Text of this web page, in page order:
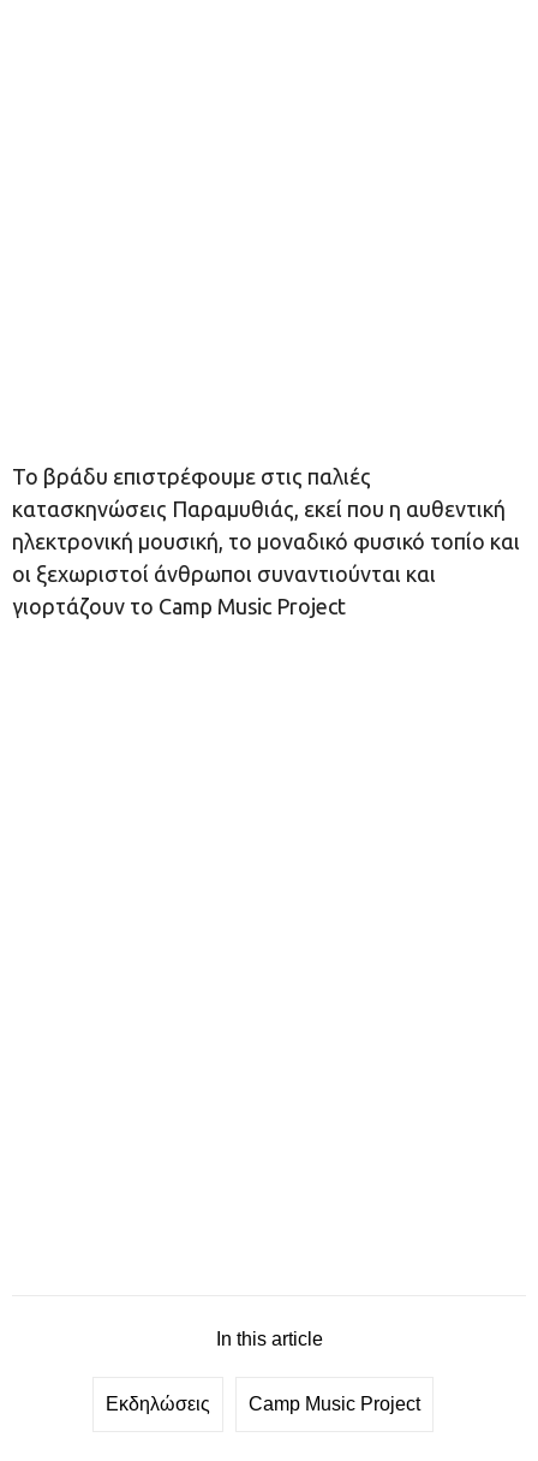
Το βράδυ επιστρέφουμε στις παλιές
κατασκηνώσεις Παραμυθιάς, εκεί που η αυθεντική
ηλεκτρονική μουσική, το μοναδικό φυσικό τοπίο και
οι ξεχωριστοί άνθρωποι συναντιούνται και
γιορτάζουν το Camp Music Project
In this article
Εκδηλώσεις Camp Music Project